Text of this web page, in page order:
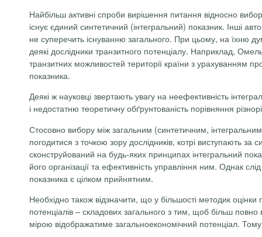
Найбільш активні спроби вирішення питання відносно
існує єдиний синтетичний (інтегральний) показник. Інші
не суперечить існуванню загального. При цьому, на їхню
деякі дослідники транзитного потенціалу. Наприклад,
транзитних можливостей території країни з урахуванням
показника.
Деякі ж науковці звертають увагу на неефективність
і недостатню теоретичну обґрунтованість порівняння
Стосовно вибору між загальним (синтетичним,
погодитися з точкою зору дослідників, котрі виступають
сконструйований на будь-яких принципах інтегральний
його організації та ефективність управління ним. Однак
показника є цілком прийнятним.
Необхідно також відзначити, що у більшості методик оцінки
потенціалів – складових загального з тим, щоб більш повно
мірою відображатиме загальноекономічний потенціал.